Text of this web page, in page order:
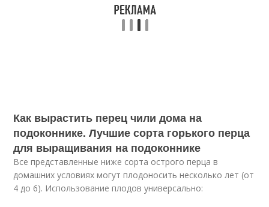
Как вырастить перец чили дома на
подоконнике. Лучшие сорта горького перца
для выращивания на подоконнике
Все представленные ниже сорта острого перца в
домашних условиях могут плодоносить несколько лет (от
4 до 6). Использование плодов универсально: